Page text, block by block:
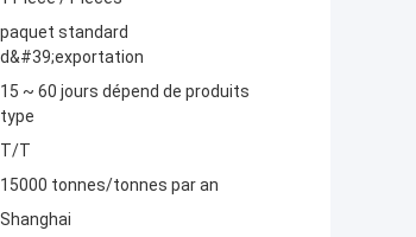
paquet standard
d&#39;exportation
15 ~ 60 jours dépend de produits
type
T/T
15000 tonnes/tonnes par an
Shanghai